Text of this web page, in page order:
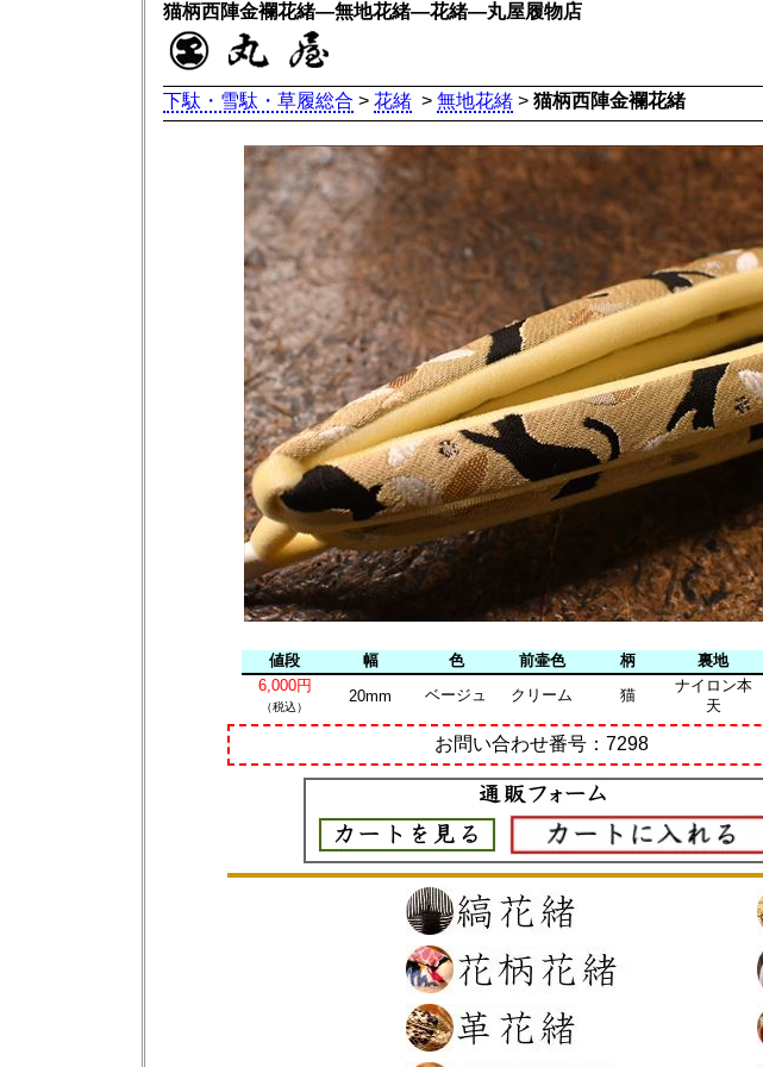
猫柄西陣金襴花緒―無地花緒―花緒―丸屋履物店
下駄・雪駄・草履総合 > 花緒 > 無地花緒 > 猫柄西陣金襴花緒
値段 幅 色 前壷色 柄 裏地
6,000円
（税込）
20mm ベージュ クリーム 猫
ナイロン本
天
お問い合わせ番号：7298